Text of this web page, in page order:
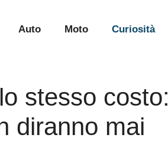
Auto Moto Curiosità
stesso costo:
diranno mai